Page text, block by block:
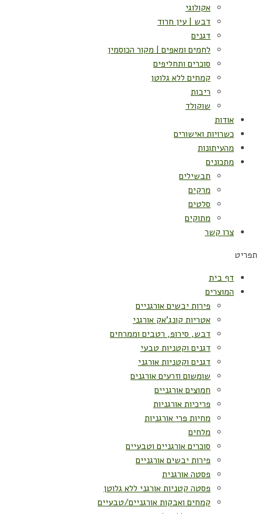
אקולוגי
דבש | עין חרוד
דגנים
לחמים ומאפים | מקור הכוסמין
סוכרים ותחליפים
קמחים ללא גלוטן
ריבות
שוקולד
אודות
כשרויות ואישורים
מהעיתונות
מתכונים
תבשילים
מרקים
סלטים
מתוקים
צרו קשר
תפריט
דף בית
המוצרים
פירות יבשים אורגניים
אטריות קונג'אק אורגני
דבש, סירופ, רטבים וממרחים
דגנים וקטניות טבעי
דגנים וקטניות אורגני
שומשום וזרעים אורגנים
חמוצים אורגניים
פריכיות אורגניות
מחיות פרי אורגניות
מלחים
סוכרים אורגניים וטבעיים
פירות יבשים אורגניים
פסטה אורגנית
פסטה קטניות אורגני ללא גלוטן
קמחים ואבקות אורגניים/טבעיים